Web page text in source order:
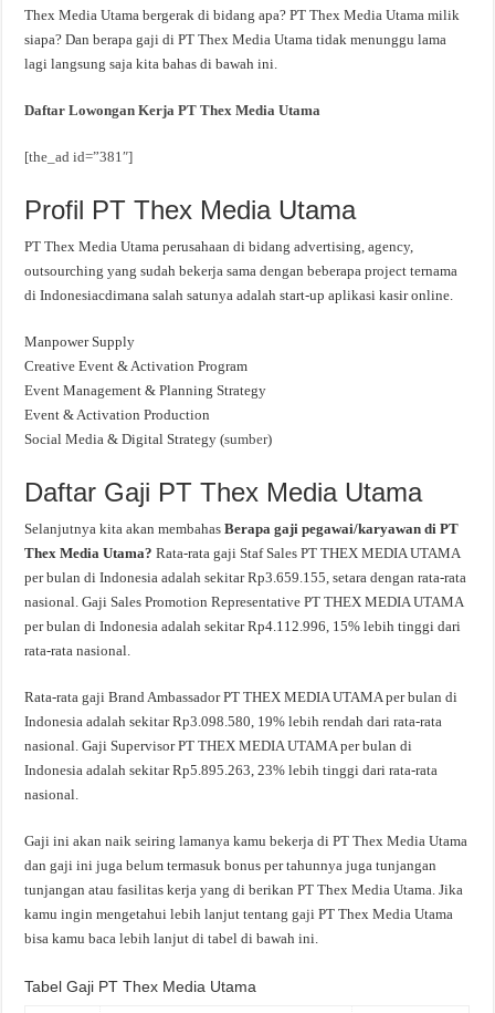
Thex Media Utama bergerak di bidang apa? PT Thex Media Utama milik
siapa? Dan berapa gaji di PT Thex Media Utama tidak menunggu lama
lagi langsung saja kita bahas di bawah ini.
Daftar Lowongan Kerja PT Thex Media Utama
[the_ad id=”381″]
Profil PT Thex Media Utama
PT Thex Media Utama perusahaan di bidang advertising, agency,
outsourching yang sudah bekerja sama dengan beberapa project ternama
di Indonesiacdimana salah satunya adalah start-up aplikasi kasir online.
Manpower Supply
Creative Event & Activation Program
Event Management & Planning Strategy
Event & Activation Production
Social Media & Digital Strategy (sumber)
Daftar Gaji PT Thex Media Utama
Selanjutnya kita akan membahasBerapa gaji pegawai/karyawan di PT
Thex Media Utama?Rata-rata gaji Staf Sales PT THEX MEDIA UTAMA
per bulan di Indonesia adalah sekitar Rp3.659.155, setara dengan rata-rata
nasional. Gaji Sales Promotion Representative PT THEX MEDIA UTAMA
per bulan di Indonesia adalah sekitar Rp4.112.996, 15% lebih tinggi dari
rata-rata nasional.
Rata-rata gaji Brand Ambassador PT THEX MEDIA UTAMA per bulan di
Indonesia adalah sekitar Rp3.098.580, 19% lebih rendah dari rata-rata
nasional. Gaji Supervisor PT THEX MEDIA UTAMA per bulan di
Indonesia adalah sekitar Rp5.895.263, 23% lebih tinggi dari rata-rata
nasional.
Gaji ini akan naik seiring lamanya kamu bekerja di PT Thex Media Utama
dan gaji ini juga belum termasuk bonus per tahunnya juga tunjangan
tunjangan atau fasilitas kerja yang di berikan PT Thex Media Utama. Jika
kamu ingin mengetahui lebih lanjut tentang gaji PT Thex Media Utama
bisa kamu baca lebih lanjut di tabel di bawah ini.
Tabel Gaji PT Thex Media Utama